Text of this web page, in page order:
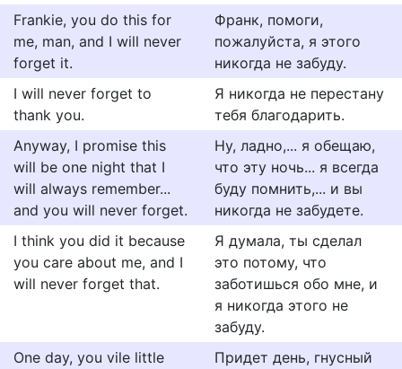
Frankie, you do this for
me, man, and I will never
forget it.
Франк, помоги,
пожалуйста, я этого
никогда не забуду.
I will never forget to
thank you.
Я никогда не перестану
тебя благодарить.
Anyway, I promise this
will be one night that I
will always remember...
and you will never forget.
Ну, ладно,... я обещаю,
что эту ночь... я всегда
буду помнить,... и вы
никогда не забудете.
I think you did it because
you care about me, and I
will never forget that.
Я думала, ты сделал
это потому, что
заботишься обо мне, и
я никогда этого не
забуду.
One day, you vile little
Придет день, гнусный